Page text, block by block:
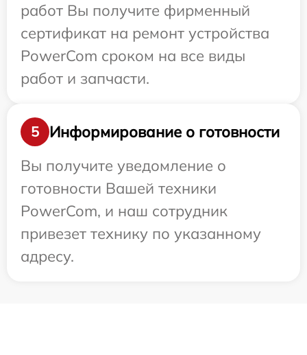
работ Вы получите фирменный
сертификат на ремонт устройства
PowerCom сроком на все виды
работ и запчасти.
5
Информирование о готовности
Вы получите уведомление о
готовности Вашей техники
PowerCom, и наш сотрудник
привезет технику по указанному
адресу.